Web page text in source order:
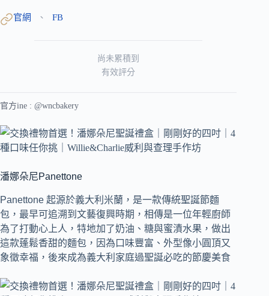
官網 、 FB
尚未累積到
有效評分
官方ine : @wncbakery
潘娜朵尼Panettone
Panettone 起源於義大利米蘭，是一款傳統聖誕節麵
包，最早可追溯到文藝復興時期，相傳是一位年輕廚師
為了打動心上人，特地加了奶油、糖與蜜漬水果，做出
這款蓬鬆香甜的麵包，因為口味豐富、外型像小圓頂又
象徵幸福，後來成為義大利家庭過聖誕必吃的節慶美食